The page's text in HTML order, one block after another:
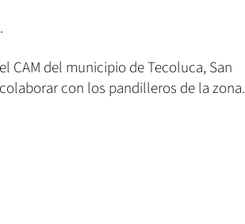
CAM del municipio de Tecoluca, San
con los pandilleros de la zona.